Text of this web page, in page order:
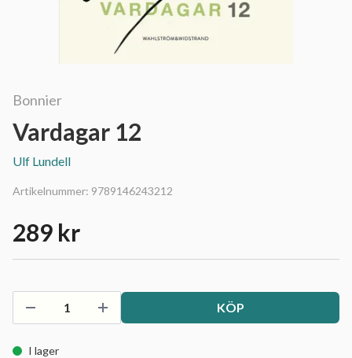
Bonnier
Vardagar 12
Ulf Lundell
Artikelnummer: 9789146243212
289 kr
KÖP
I lager